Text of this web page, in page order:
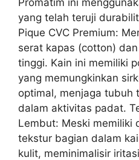
yang telah teruji
Pique CVC Premium:
serat kapas (cotton)
tinggi. Kain ini memiliki
yang memungkinkan
optimal, menjaga tubuh
dalam aktivitas padat.
Lembut: Meski memiliki
tekstur bagian dalam
kulit, meminimalisir